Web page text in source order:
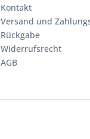
Kontakt
Versand und
Rückgabe
Widerrufsrecht
AGB